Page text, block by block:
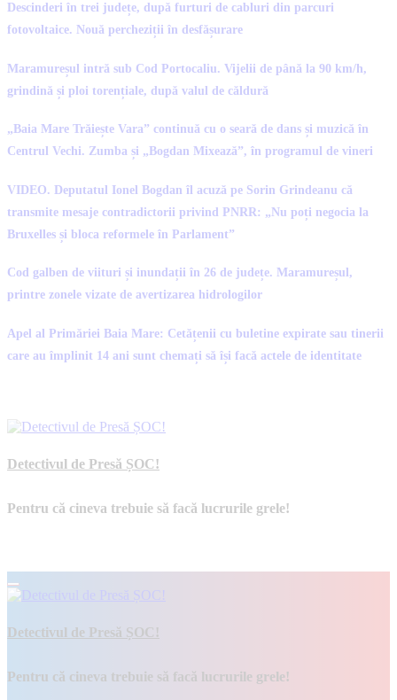
Descinderi în trei județe, după furturi de cabluri din parcuri
fotovoltaice. Nouă percheziții în desfășurare
Maramureșul intră sub Cod Portocaliu. Vijelii de până la 90 km/h,
grindină și ploi torențiale, după valul de căldură
„Baia Mare Trăiește Vara” continuă cu o seară de dans și muzică în
Centrul Vechi. Zumba și „Bogdan Mixează”, în programul de vineri
VIDEO. Deputatul Ionel Bogdan îl acuză pe Sorin Grindeanu că
transmite mesaje contradictorii privind PNRR: „Nu poți negocia la
Bruxelles și bloca reformele în Parlament”
Cod galben de viituri și inundații în 26 de județe. Maramureșul,
printre zonele vizate de avertizarea hidrologilor
Apel al Primăriei Baia Mare: Cetățenii cu buletine expirate sau tinerii
care au împlinit 14 ani sunt chemați să își facă actele de identitate
Detectivul de Presă ȘOC!
Pentru că cineva trebuie să facă lucrurile grele!
Detectivul de Presă ȘOC!
Pentru că cineva trebuie să facă lucrurile grele!